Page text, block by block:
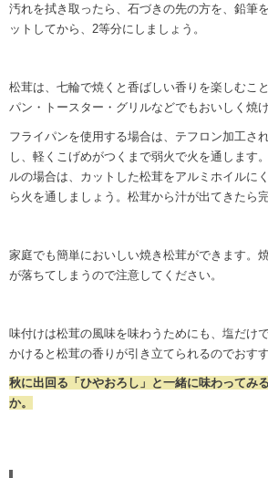
汚れを拭き取ったら、石づきの先の方を、鉛筆
ットしてから、2等分にしましょう。
松茸は、七輪で焼くと香ばしい香りを楽しむこ
パン・トースター・グリルなどでもおいしく焼け
フライパンを使用する場合は、テフロン加工さ
し、軽くこげめがつくまで弱火で火を通します
ルの場合は、カットした松茸をアルミホイルに
ら火を通しましょう。松茸から汁が出てきたら完
家庭でも簡単においしい焼き松茸ができます。
が落ちてしまうので注意してください。
味付けは松茸の風味を味わうためにも、塩だけ
かけると松茸の香りが引き立てられるのでおすす
秋に出回る「ひやおろし」と一緒に味わってみ
か。